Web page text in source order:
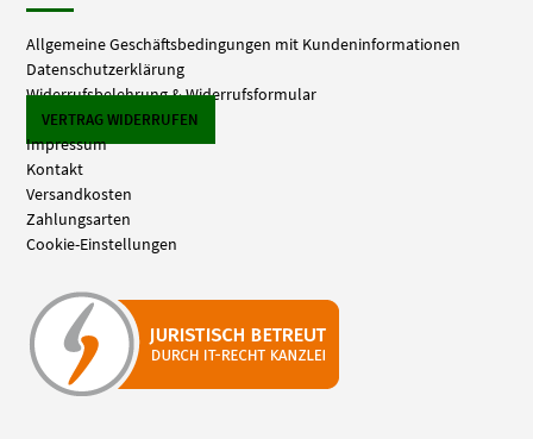
Allgemeine Geschäftsbedingungen mit Kundeninformationen
Datenschutzerklärung
Widerrufsbelehrung & Widerrufsformular
VERTRAG WIDERRUFEN
Impressum
Kontakt
Versandkosten
Zahlungsarten
Cookie-Einstellungen